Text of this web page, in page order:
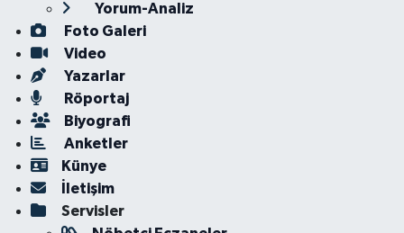
Yorum-Analiz
Foto Galeri
Video
Yazarlar
Röportaj
Biyografi
Anketler
Künye
İletişim
Servisler